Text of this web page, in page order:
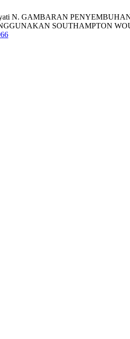
N. GAMBARAN
SOUTHAMPTON